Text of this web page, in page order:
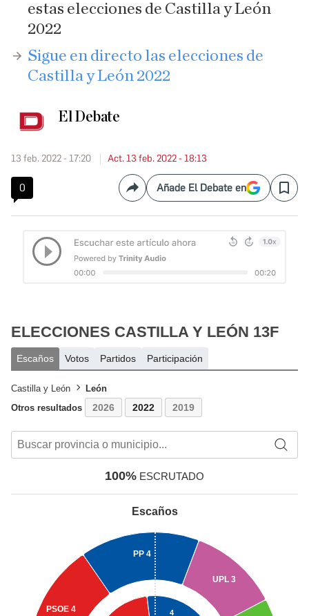
estas elecciones de Castilla y León
2022
Sigue en directo las elecciones de
Castilla y León 2022
El Debate
13 feb. 2022 - 17:20 Act. 13 feb. 2022 - 18:13
0 CompartirAñade El Debate en Save